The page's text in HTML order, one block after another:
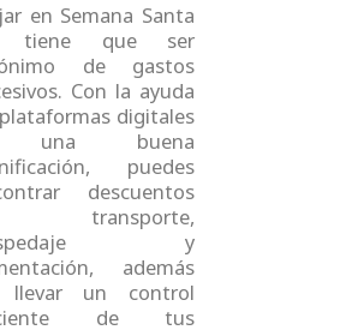
en Semana Santa
tiene que ser
de gastos
Con la ayuda
digitales
buena
puedes
descuentos
transporte,
y
además
llevar un control
de tus